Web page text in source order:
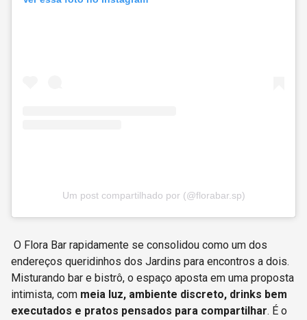
Um post compartilhado por (@florabar.sp)
O Flora Bar rapidamente se consolidou como um dos
endereços queridinhos dos Jardins para encontros a dois.
Misturando bar e bistrô, o espaço aposta em uma proposta
intimista, com meia luz, ambiente discreto, drinks bem
executados e pratos pensados para compartilhar. É o